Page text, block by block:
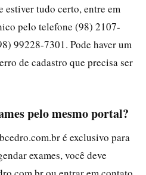
estiver tudo certo, entre em
pelo telefone (98) 2107-
99228-7301. Pode haver um
de cadastro que precisa ser
pelo mesmo portal?
é exclusivo para
exames, você deve